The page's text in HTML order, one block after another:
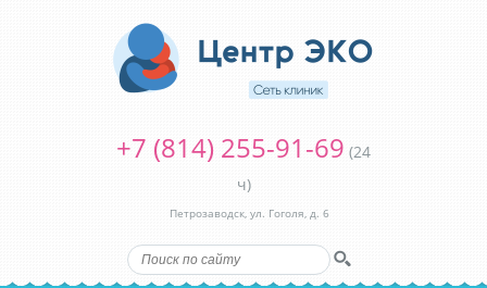
+7 (814) 255-91-69 (24
ч)
Петрозаводск, ул. Гоголя, д. 6